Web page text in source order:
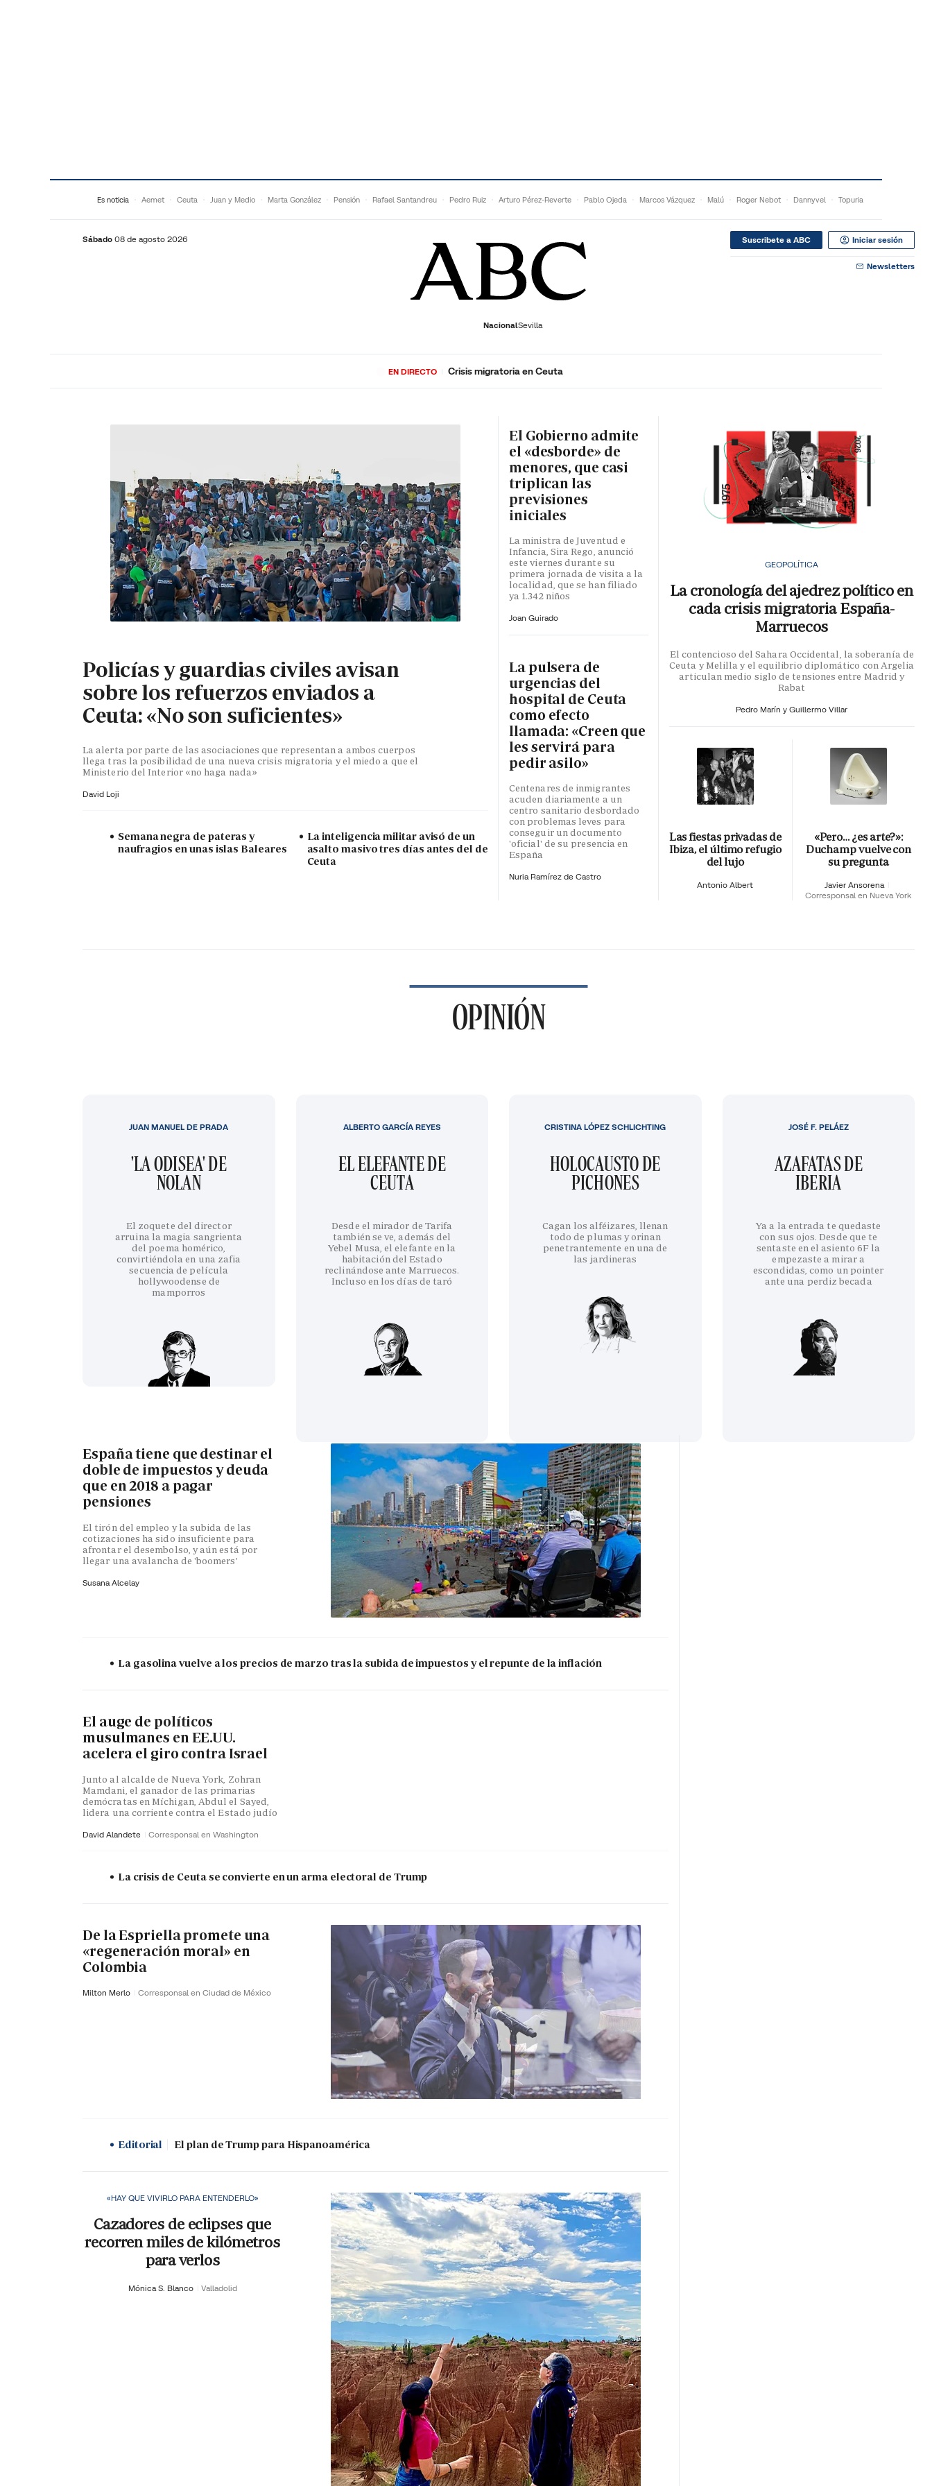
Es noticia Aemet Ceuta Juan y Medio Marta González Pensión Rafael Santandreu Pedro Ruiz Arturo Pérez-Reverte Pablo Ojeda Marcos Vázquez Malú Roger Nebot Dannyvel Topuria
Sábado 08 de agosto 2026
NacionalSevilla
Suscribete a ABC Iniciar sesión
Newsletters
ECONOMÍADEPORTES SOCIEDADCULTURAGENTEPLAY
EN DIRECTO Crisis migratoria en Ceuta
Policías y guardias civiles avisan
sobre los refuerzos enviados a
Ceuta: «No son suficientes»
La alerta por parte de las asociaciones que representan a ambos cuerpos
llega tras la posibilidad de una nueva crisis migratoria y el miedo a que el
Ministerio del Interior «no haga nada»
David Loji
Semana negra de pateras y
naufragios en unas islas Baleares
La inteligencia militar avisó de un
asalto masivo tres días antes del de
Ceuta
El Gobierno admite
el «desborde» de
menores, que casi
triplican las
previsiones
iniciales
La ministra de Juventud e
Infancia, Sira Rego, anunció
este viernes durante su
primera jornada de visita a la
localidad, que se han filiado
ya 1.342 niños
Joan Guirado
La pulsera de
urgencias del
hospital de Ceuta
como efecto
llamada: «Creen que
les servirá para
pedir asilo»
Centenares de inmigrantes
acuden diariamente a un
centro sanitario desbordado
con problemas leves para
conseguir un documento
'oficial' de su presencia en
España
Nuria Ramírez de Castro
GEOPOLÍTICA
La cronología del ajedrez político en
cada crisis migratoria España-
Marruecos
El contencioso del Sahara Occidental, la soberanía de
Ceuta y Melilla y el equilibrio diplomático con Argelia
articulan medio siglo de tensiones entre Madrid y
Rabat
Pedro Marín y Guillermo Villar
Las fiestas privadas de
Ibiza, el último refugio
del lujo
Antonio Albert
«Pero… ¿es arte?»:
Duchamp vuelve con
su pregunta
Javier Ansorena
Corresponsal en Nueva York
OPINIÓN
'LA ODISEA' DE
NOLAN
El zoquete del director
arruina la magia sangrienta
del poema homérico,
convirtiéndola en una zafia
secuencia de película
hollywoodense de
mamporros
JUAN MANUEL DE PRADA
EL ELEFANTE DE
CEUTA
Desde el mirador de Tarifa
también se ve, además del
Yebel Musa, el elefante en la
habitación del Estado
reclinándose ante Marruecos.
Incluso en los días de taró
ALBERTO GARCÍA REYES
HOLOCAUSTO DE
PICHONES
Cagan los alféizares, llenan
todo de plumas y orinan
penetrantemente en una de
las jardineras
CRISTINA LÓPEZ SCHLICHTING
AZAFATAS DE
IBERIA
Ya a la entrada te quedaste
con sus ojos. Desde que te
sentaste en el asiento 6F la
empezaste a mirar a
escondidas, como un pointer
ante una perdiz becada
JOSÉ F. PELÁEZ
España tiene que destinar el
doble de impuestos y deuda
que en 2018 a pagar
pensiones
El tirón del empleo y la subida de las
cotizaciones ha sido insuficiente para
afrontar el desembolso, y aún está por
llegar una avalancha de 'boomers'
Susana Alcelay
La gasolina vuelve a los precios de marzo tras la subida de impuestos y el repunte de la inflación
El auge de políticos
musulmanes en EE.UU.
acelera el giro contra Israel
Junto al alcalde de Nueva York, Zohran
Mamdani, el ganador de las primarias
demócratas en Míchigan, Abdul el Sayed,
lidera una corriente contra el Estado judío
David Alandete Corresponsal en Washington
La crisis de Ceuta se convierte en un arma electoral de Trump
De la Espriella promete una
«regeneración moral» en
Colombia
Milton Merlo Corresponsal en Ciudad de México
Editorial El plan de Trump para Hispanoamérica
«HAY QUE VIVIRLO PARA ENTENDERLO»
Cazadores de eclipses que
recorren miles de kilómetros
para verlos
Mónica S. Blanco Valladolid